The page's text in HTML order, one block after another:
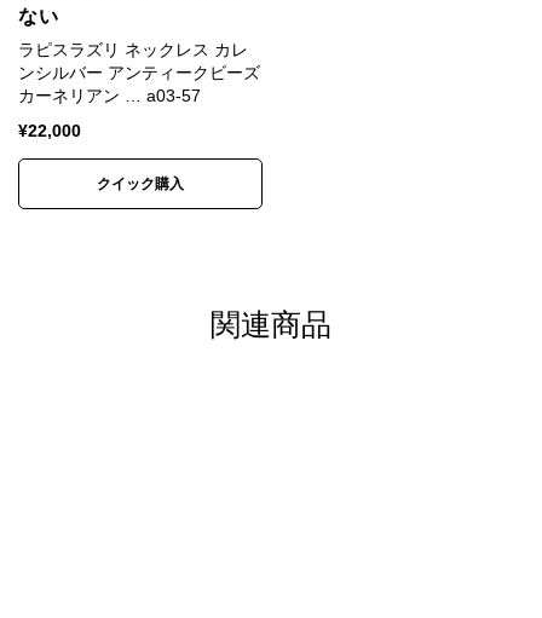
これはスターリングシルバー（Sterling Silver）、
SV925と呼ばれます。
SV925は昔ながらの手仕事には固すぎるためです。
ない
ラピスラズリ ネックレス カレ
ンシルバー アンティークビーズ
カーネリアン … a03-57
¥22,000
クイック購入
関連商品